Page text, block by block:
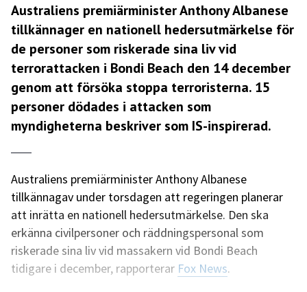
Australiens premiärminister Anthony Albanese
tillkännager en nationell hedersutmärkelse för
de personer som riskerade sina liv vid
terrorattacken i Bondi Beach den 14 december
genom att försöka stoppa terroristerna. 15
personer dödades i attacken som
myndigheterna beskriver som IS-inspirerad.
Australiens premiärminister Anthony Albanese
tillkännagav under torsdagen att regeringen planerar
att inrätta en nationell hedersutmärkelse. Den ska
erkänna civilpersoner och räddningspersonal som
riskerade sina liv vid massakern vid Bondi Beach
tidigare i december, rapporterar Fox News.